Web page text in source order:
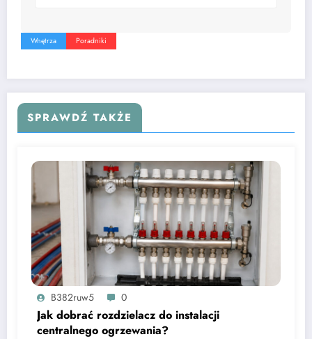
Wnętrza Poradniki
SPRAWDŹ TAKŻE
B382ruw5 0
Jak dobrać rozdzielacz do instalacji
centralnego ogrzewania?